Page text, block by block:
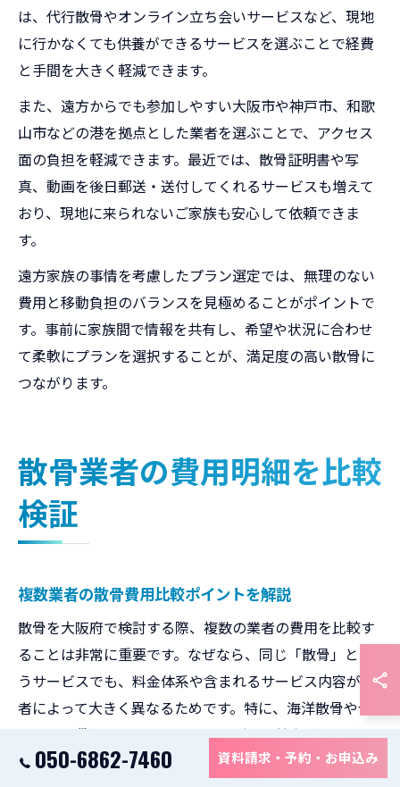
は、代行散骨やオンライン立ち会いサービスなど、現地
に行かなくても供養ができるサービスを選ぶことで経費
と手間を大きく軽減できます。
また、遠方からでも参加しやすい大阪市や神戸市、和歌
山市などの港を拠点とした業者を選ぶことで、アクセス
面の負担を軽減できます。最近では、散骨証明書や写
真、動画を後日郵送・送付してくれるサービスも増えて
おり、現地に来られないご家族も安心して依頼できま
す。
遠方家族の事情を考慮したプラン選定では、無理のない
費用と移動負担のバランスを見極めることがポイントで
す。事前に家族間で情報を共有し、希望や状況に合わせ
て柔軟にプランを選択することが、満足度の高い散骨に
つながります。
散骨業者の費用明細を比較
検証
複数業者の散骨費用比較ポイントを解説
散骨を大阪府で検討する際、複数の業者の費用を比較す
ることは非常に重要です。なぜなら、同じ「散骨」とい
うサービスでも、料金体系や含まれるサービス内容が業
者によって大きく異なるためです。特に、海洋散骨や合
同散骨、貸切散骨といったプランごとの基本料金やオプ
ションの有無をしっかり確認しましょう。
050-6862-7460 資料請求・予約・お申込み